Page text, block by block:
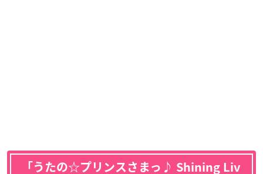
「うたの☆プリンスさまっ♪ Shining Liv